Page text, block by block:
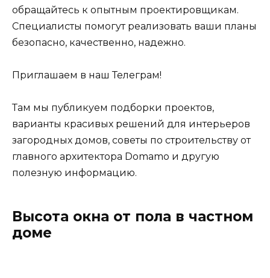
обращайтесь к опытным проектировщикам.
Специалисты помогут реализовать ваши планы
безопасно, качественно, надежно.
Приглашаем в наш Телеграм!
Там мы публикуем подборки проектов,
варианты красивых решений для интерьеров
загородных домов, советы по строительству от
главного архитектора Domamo и другую
полезную информацию.
Высота окна от пола в частном
доме